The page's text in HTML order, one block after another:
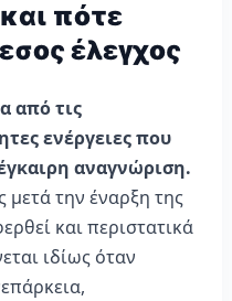
πότε
έλεγχος
από τις
ενέργειες που
αναγνώριση.
μετά την έναρξη της
και περιστατικά
ιδίως όταν